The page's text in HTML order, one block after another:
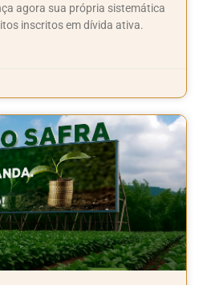
agora sua própria sistemática
inscritos em dívida ativa.